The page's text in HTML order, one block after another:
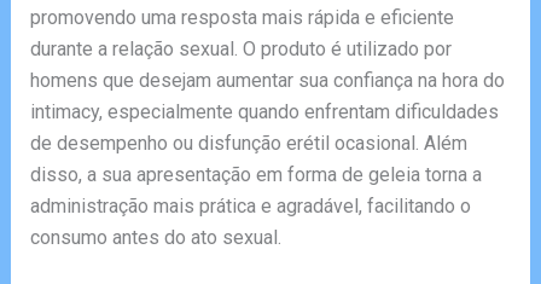
promovendo uma resposta mais rápida e eficiente
durante a relação sexual. O produto é utilizado por
homens que desejam aumentar sua confiança na hora do
intimacy, especialmente quando enfrentam dificuldades
de desempenho ou disfunção erétil ocasional. Além
disso, a sua apresentação em forma de geleia torna a
administração mais prática e agradável, facilitando o
consumo antes do ato sexual.